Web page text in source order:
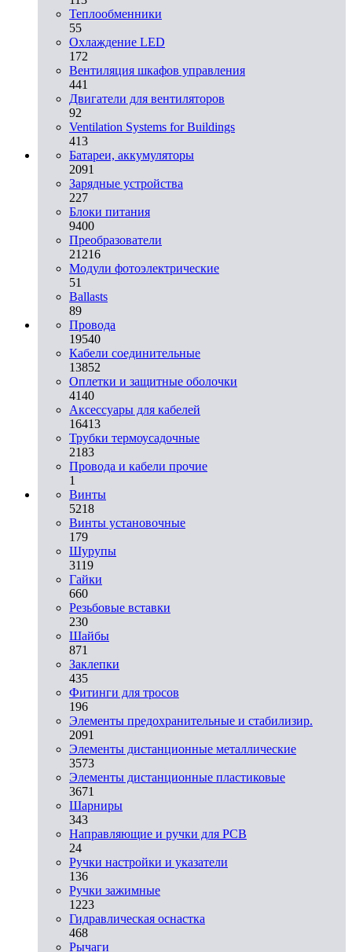
Теплообменники
55
Охлаждение LED
172
Вентиляция шкафов управления
441
Двигатели для вентиляторов
92
Ventilation Systems for Buildings
413
Батареи, аккумуляторы
2091
Зарядные устройства
227
Блоки питания
9400
Преобразователи
21216
Модули фотоэлектрические
51
Ballasts
89
Провода
19540
Кабели соединительные
13852
Оплетки и защитные оболочки
4140
Аксессуары для кабелей
16413
Трубки термоусадочные
2183
Провода и кабели прочие
1
Винты
5218
Винты установочные
179
Шурупы
3119
Гайки
660
Резьбовые вставки
230
Шайбы
871
Заклепки
435
Фитинги для тросов
196
Элементы предохранительные и стабилизир.
2091
Элементы дистанционные металлические
3573
Элементы дистанционные пластиковые
3671
Шарниры
343
Направляющие и ручки для PCB
24
Ручки настройки и указатели
136
Ручки зажимные
1223
Гидравлическая оснастка
468
Рычаги